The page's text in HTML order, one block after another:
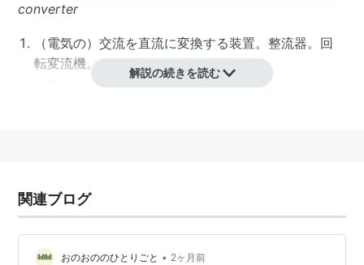
converter
（電気の）交流を直流に変換する装置。整流器。回
転変流機。コンバータ。→インバーター
信号やデータの形式を変換する為の装置ないしはソ
のを指すことも多くなった。
解説の続きを読む
関連ブログ
おのおののひとりごと • 2ヶ月前